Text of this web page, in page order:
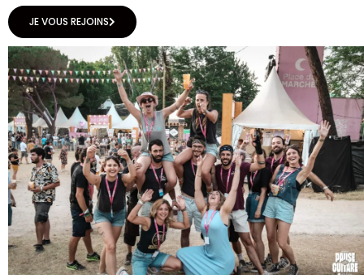
JE VOUS REJOINS